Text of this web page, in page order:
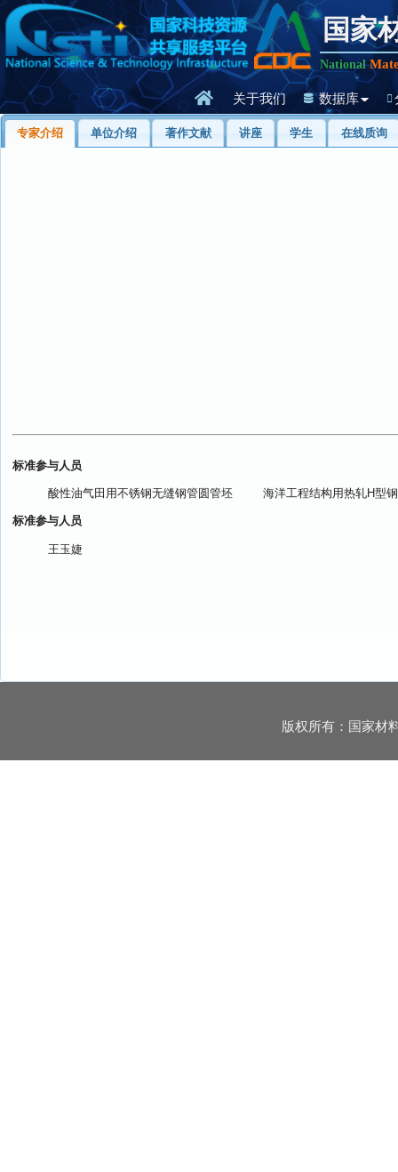
国家
National
关于我们 数据库
专家介绍 单位介绍 著作文献 讲座 学生 在线质询
标准参与人员
酸性油气田用不锈钢无缝钢管圆管坯 海洋工程结构用热轧H型钢
标准参与人员
王玉婕
版权所有：国家材